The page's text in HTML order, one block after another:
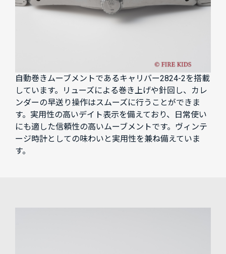
自動巻きムーブメントであるキャリバー2824-2を搭載
しています。リューズによる巻き上げや針回し、カレ
ンダーの早送り操作はスムーズに行うことができま
す。実用性の高いデイト表示を備えており、日常使い
にも適した信頼性の高いムーブメントです。ヴィンテ
ージ時計としての味わいと実用性を兼ね備えていま
す。